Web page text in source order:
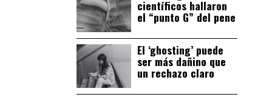
científicos hallaron
el “punto G” del pene
El ‘ghosting’ puede
ser más dañino que
un rechazo claro